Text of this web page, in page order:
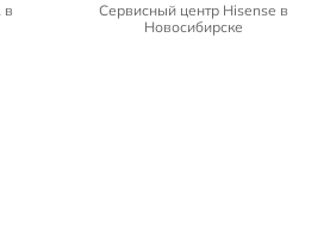
в
Сервисный центр Hisense в
Новосибирске